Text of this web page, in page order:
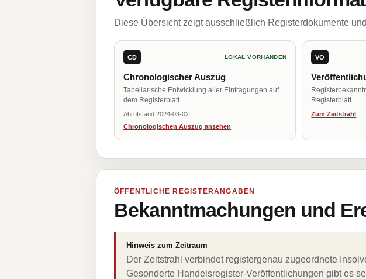
Diese Übersicht zeigt ausschließlich Registerdokumente
CD LOKAL VORHANDEN
Chronologischer Auszug
Tabellarische Entwicklung aller Eintragungen auf
dem Registerblatt.
Abrufstand 2024-03-02
Chronologischen Auszug ansehen
VÖ
Registerblatt.
Zum Zeitstrahl
ÖFFENTLICHE REGISTERANGABEN
Bekanntmachungen und
Hinweis zum Zeitraum
Der Zeitstrahl verbindet registergenau zugeordnete
Gesonderte Handelsregister-Veröffentlichungen gibt es